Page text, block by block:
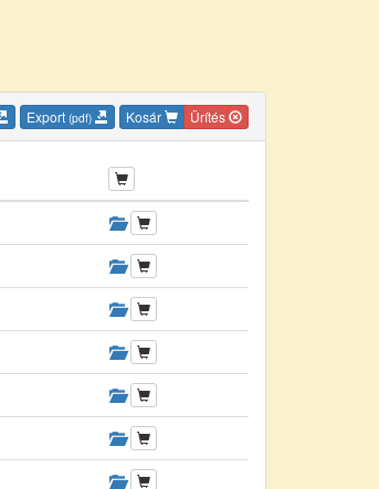
Export (pdf) Kosár Ürítés